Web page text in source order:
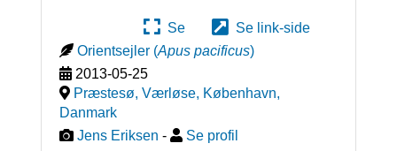
Se
Se link-side
Orientsejler (Apus pacificus)
2013-05-25
Præstesø, Værløse, København,
Danmark
Jens Eriksen - Se profil